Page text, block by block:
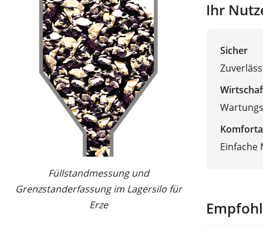
Füllstandmessung und
Grenzstanderfassung im Lagersilo für
Erze
Ihr
Sicher
Einfache